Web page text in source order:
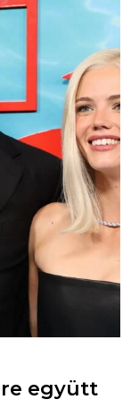
együtt